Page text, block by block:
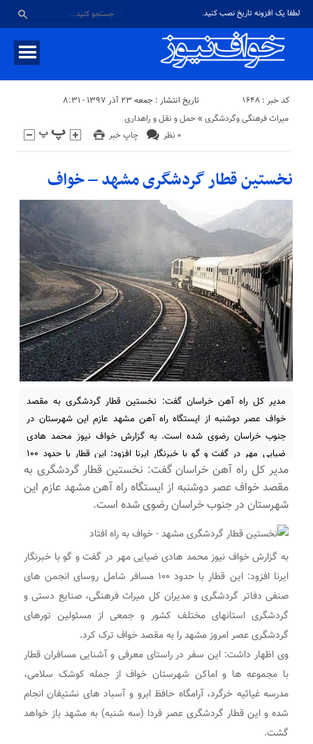
لطفا یک افزونه تاریخ نصب کنید.
کد خبر : ۱۶۴۸ تاریخ انتشار : جمعه ۲۳ آذر ۱۳۹۷ - ۸:۳۱
چاپ خبر ۰ نظر
حمل و نقل و راهداری « میراث فرهنگی وگردشگری
نخستین قطار گردشگری مشهد – خواف
مدیر کل راه آهن خراسان گفت: نخستین قطار گردشگری به مقصد
خواف عصر دوشنبه از ایستگاه راه آهن مشهد عازم این شهرستان در
جنوب خراسان رضوی شده است. به گزارش خواف نیوز محمد هادی
ضیایی مهر در گفت و گو با خبرنگار ایرنا افزود: این قطار با حدود ۱۰۰
مسافر شامل روسای انجمن های صنفی
مدیر کل راه آهن خراسان گفت: نخستین قطار گردشگری به
مقصد خواف عصر دوشنبه از ایستگاه راه آهن مشهد عازم این
شهرستان در جنوب خراسان رضوی شده است.
به گزارش خواف نیوز محمد هادی ضیایی مهر در گفت و گو با خبرنگار
ایرنا افزود: این قطار با حدود ۱۰۰ مسافر شامل روسای انجمن های
صنفی دفاتر گردشگری و مدیران کل میراث فرهنگی، صنایع دستی و
گردشگری استانهای مختلف کشور و جمعی از مسئولین تورهای
گردشگری عصر امروز مشهد را به مقصد خواف ترک کرد.
وی اظهار داشت: این سفر در راستای معرفی و آشنایی مسافران قطار
با مجموعه ها و اماکن شهرستان خواف از جمله کوشک سلامی،
مدرسه غیاثیه خرگرد، آرامگاه حافظ ابرو و آسباد های نشتیفان انجام
شده و این قطار گردشگری عصر فردا (سه شنبه) به مشهد باز خواهد
گشت.